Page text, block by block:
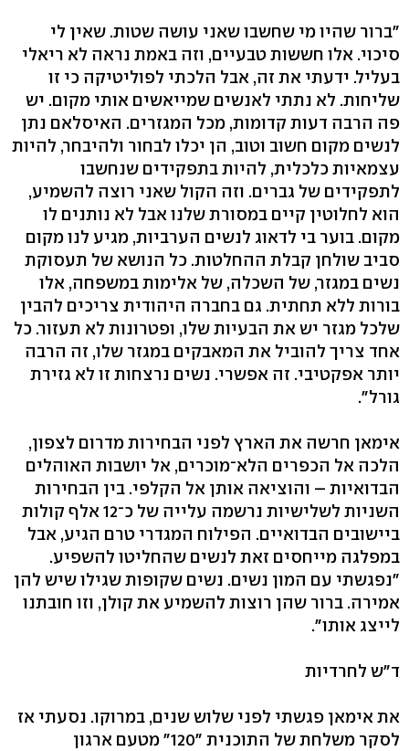
"ברור שהיו מי שחשבו שאני עושה שטות. שאין לי
סיכוי. אלו חששות טבעיים, וזה באמת נראה לא ריאלי
בעליל. ידעתי את זה, אבל הלכתי לפוליטיקה כי זו
שליחות. לא נתתי לאנשים שמייאשים אותי מקום. יש
פה הרבה דעות קדומות, מכל המגזרים. האיסלאם נתן
לנשים מקום חשוב וטוב, הן יכלו לבחור ולהיבחר, להיות
עצמאיות כלכלית, להיות בתפקידים שנחשבו
לתפקידים של גברים. וזה הקול שאני רוצה להשמיע,
הוא לחלוטין קיים במסורת שלנו אבל לא נותנים לו
מקום. בוער בי לדאוג לנשים הערביות, מגיע לנו מקום
סביב שולחן קבלת ההחלטות. כל הנושא של תעסוקת
נשים במגזר, של השכלה, של אלימות במשפחה, אלו
בורות ללא תחתית. גם בחברה היהודית צריכים להבין
שלכל מגזר יש את הבעיות שלו, ופטרונות לא תעזור. כל
אחד צריך להוביל את המאבקים במגזר שלו, זה הרבה
יותר אפקטיבי. זה אפשרי. נשים נרצחות זו לא גזירת
גורל".
אימאן חרשה את הארץ לפני הבחירות מדרום לצפון,
הלכה אל הכפרים הלא־מוכרים, אל יושבות האוהלים
הבדואיות – והוציאה אותן אל הקלפי. בין הבחירות
השניות לשלישיות נרשמה עלייה של כ־12 אלף קולות
ביישובים הבדואיים. הפילוח המגדרי טרם הגיע, אבל
במפלגה מייחסים זאת לנשים שהחליטו להשפיע.
"נפגשתי עם המון נשים. נשים שקופות שגילו שיש להן
אמירה. ברור שהן רוצות להשמיע את קולן, וזו חובתנו
לייצג אותו".
ד"ש לחרדיות
את אימאן פגשתי לפני שלוש שנים, במרוקו. נסעתי אז
לסקר משלחת של התוכנית "120" מטעם ארגון